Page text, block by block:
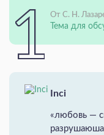
От С. Н.
Тема для
Inci
«любовь —